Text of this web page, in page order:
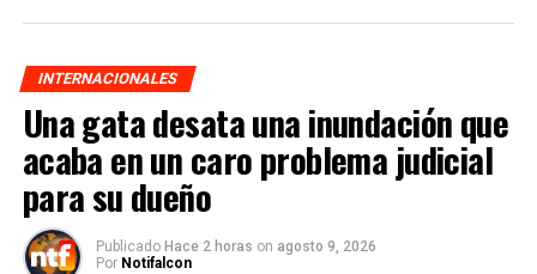
INTERNACIONALES
Una gata desata una inundación que
acaba en un caro problema judicial
para su dueño
Publicado Hace 2 horas on agosto 9, 2026
Por Notifalcon